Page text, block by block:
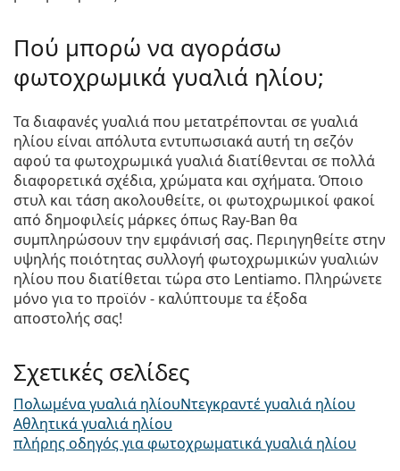
Πού μπορώ να αγοράσω
φωτοχρωμικά γυαλιά ηλίου;
Τα διαφανές γυαλιά που μετατρέπονται σε γυαλιά
ηλίου είναι απόλυτα εντυπωσιακά αυτή τη σεζόν
αφού τα φωτοχρωμικά γυαλιά διατίθενται σε πολλά
διαφορετικά σχέδια, χρώματα και σχήματα. Όποιο
στυλ και τάση ακολουθείτε, οι φωτοχρωμικοί φακοί
από δημοφιλείς μάρκες όπως Ray-Ban θα
συμπληρώσουν την εμφάνισή σας. Περιηγηθείτε στην
υψηλής ποιότητας συλλογή φωτοχρωμικών γυαλιών
ηλίου που διατίθεται τώρα στο Lentiamo. Πληρώνετε
μόνο για το προϊόν - καλύπτουμε τα έξοδα
αποστολής σας!
Σχετικές σελίδες
Πολωμένα γυαλιά ηλίουΝτεγκραντέ γυαλιά ηλίου
Αθλητικά γυαλιά ηλίου
πλήρης οδηγός για φωτοχρωματικά γυαλιά ηλίου